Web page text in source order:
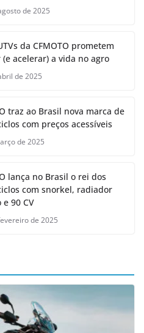
de 2025
da CFMOTO prometem
acelerar) a vida no agro
de 2025
traz ao Brasil nova marca de
com preços acessíveis
de 2025
lança no Brasil o rei dos
com snorkel, radiador
e 90 CV
de 2025